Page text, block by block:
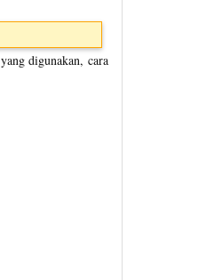
digunakan, cara